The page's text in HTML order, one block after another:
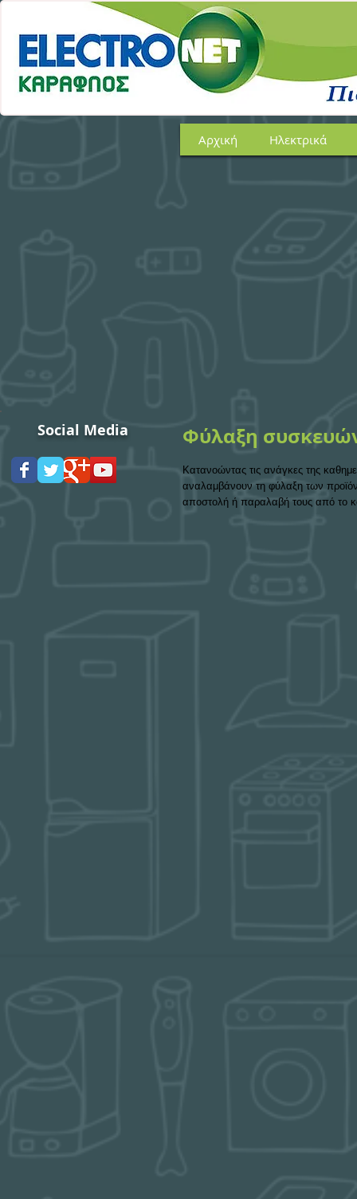
Φύλαξη
Κατανοώντας τις ανάγκες της
αναλαμβάνουν τη φύλαξη των
αποστολή ή παραλαβή τους από το
Αρχική Ηλεκτρικά
Social Media